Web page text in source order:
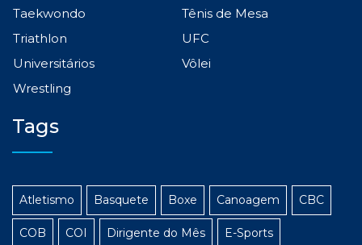
Taekwondo
Tênis de Mesa
Triathlon
UFC
Universitários
Vôlei
Wrestling
Tags
Atletismo Basquete Boxe Canoagem CBC
COB COI Dirigente do Mês E-Sports